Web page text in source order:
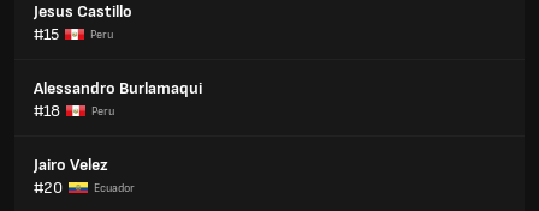
Jesus Castillo
#15
Peru
Alessandro Burlamaqui
#18
Peru
Jairo Velez
#20
Ecuador